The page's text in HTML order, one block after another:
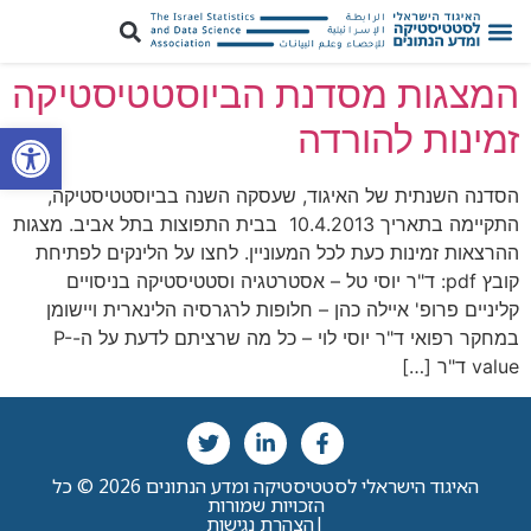
פתח
המצגות מסדנת הביוסטטיסטיקה
זמינות להורדה
הסדנה השנתית של האיגוד, שעסקה השנה בביוסטטיסטיקה,
התקיימה בתאריך 10.4.2013 בבית התפוצות בתל אביב. מצגות
ההרצאות זמינות כעת לכל המעוניין. לחצו על הלינקים לפתיחת
קובץ pdf: ד"ר יוסי טל – אסטרטגיה וסטטיסטיקה בניסויים
קליניים פרופ' איילה כהן – חלופות לרגרסיה הלינארית ויישומן
במחקר רפואי ד"ר יוסי לוי – כל מה שרציתם לדעת על ה-P-
value ד"ר […]
האיגוד הישראלי לסטטיסטיקה ומדע הנתונים 2026 © כל
הזכויות שמורות
|הצהרת נגישות